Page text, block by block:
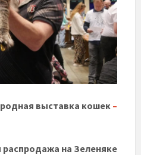
выставка кошек –
распродажа на Зеленяке